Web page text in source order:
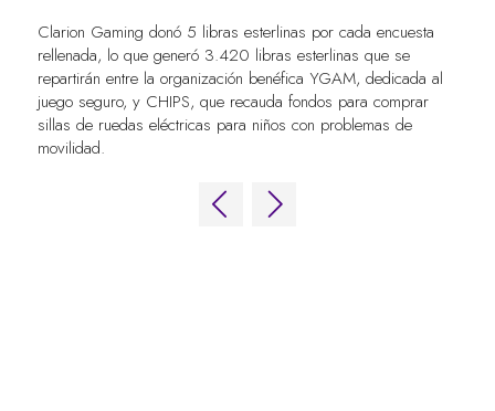
Clarion Gaming donó 5 libras esterlinas por cada encuesta
rellenada, lo que generó 3.420 libras esterlinas que se
repartirán entre la organización benéfica YGAM, dedicada al
juego seguro, y CHIPS, que recauda fondos para comprar
sillas de ruedas eléctricas para niños con problemas de
movilidad.